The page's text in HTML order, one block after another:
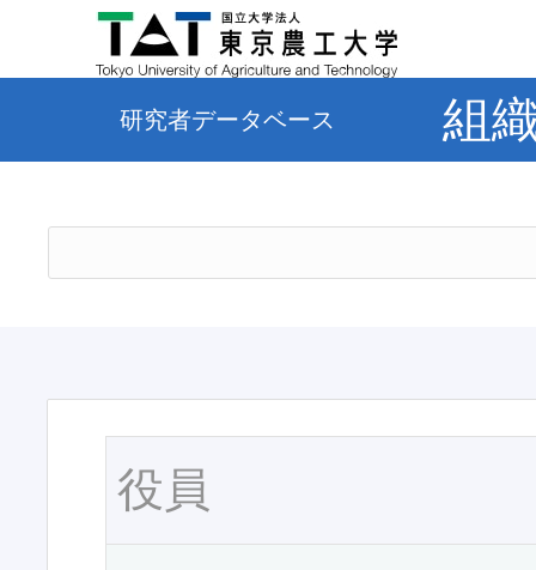
研究者データベース 組
役員